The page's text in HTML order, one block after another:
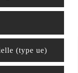
(type ue)